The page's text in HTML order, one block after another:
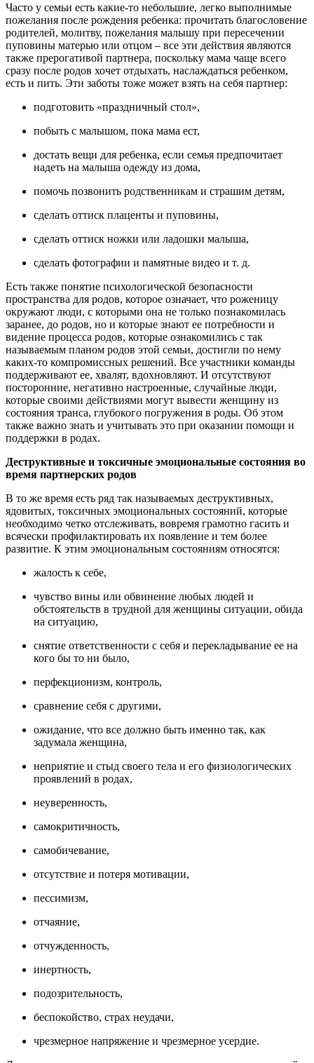
Часто у семьи есть какие-то небольшие, легко выполнимые
пожелания после рождения ребенка: прочитать благословение
родителей, молитву, пожелания малышу при пересечении
пуповины матерью или отцом – все эти действия являются
также прерогативой партнера, поскольку мама чаще всего
сразу после родов хочет отдыхать, наслаждаться ребенком,
есть и пить. Эти заботы тоже может взять на себя партнер:
подготовить «праздничный стол»,
побыть с малышом, пока мама ест,
достать вещи для ребенка, если семья предпочитает
надеть на малыша одежду из дома,
помочь позвонить родственникам и страшим детям,
сделать оттиск плаценты и пуповины,
сделать оттиск ножки или ладошки малыша,
сделать фотографии и памятные видео и т. д.
Есть также понятие психологической безопасности
пространства для родов, которое означает, что роженицу
окружают люди, с которыми она не только познакомилась
заранее, до родов, но и которые знают ее потребности и
видение процесса родов, которые ознакомились с так
называемым планом родов этой семьи, достигли по нему
каких-то компромиссных решений. Все участники команды
поддерживают ее, хвалят, вдохновляют. И отсутствуют
посторонние, негативно настроенные, случайные люди,
которые своими действиями могут вывести женщину из
состояния транса, глубокого погружения в роды. Об этом
также важно знать и учитывать это при оказании помощи и
поддержки в родах.
Деструктивные и токсичные эмоциональные состояния во
время партнерских родов
В то же время есть ряд так называемых деструктивных,
ядовитых, токсичных эмоциональных состояний, которые
необходимо четко отслеживать, вовремя грамотно гасить и
всячески профилактировать их появление и тем более
развитие. К этим эмоциональным состояниям относятся:
жалость к себе,
чувство вины или обвинение любых людей и
обстоятельств в трудной для женщины ситуации, обида
на ситуацию,
снятие ответственности с себя и перекладывание ее на
кого бы то ни было,
перфекционизм, контроль,
сравнение себя с другими,
ожидание, что все должно быть именно так, как
задумала женщина,
неприятие и стыд своего тела и его физиологических
проявлений в родах,
неуверенность,
самокритичность,
самобичевание,
отсутствие и потеря мотивации,
пессимизм,
отчаяние,
отчужденность,
инертность,
подозрительность,
беспокойство, страх неудачи,
чрезмерное напряжение и чрезмерное усердие.